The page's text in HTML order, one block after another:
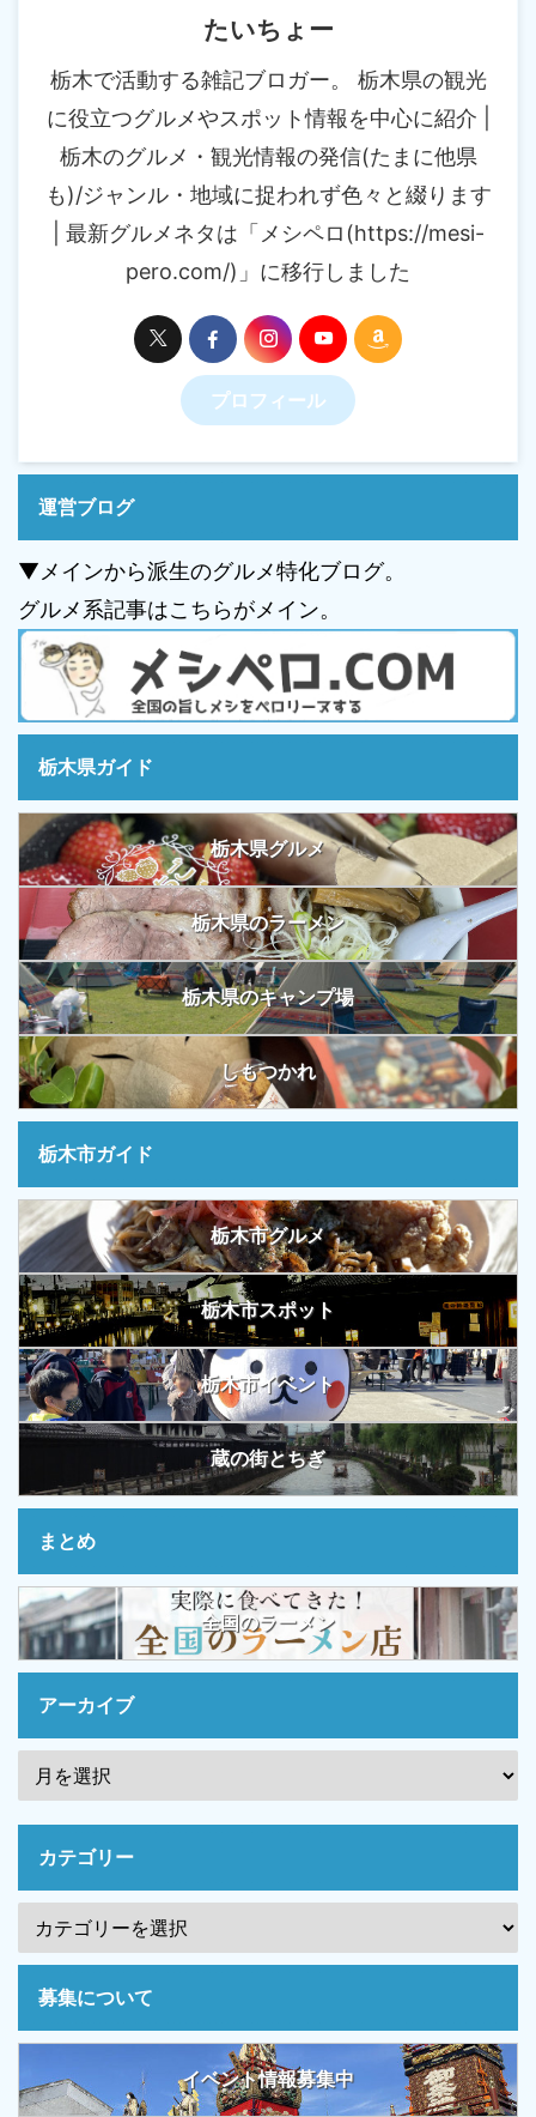
たいちょー
栃木で活動する雑記ブロガー。 栃木県の観光
に役立つグルメやスポット情報を中心に紹介 |
栃木のグルメ・観光情報の発信(たまに他県
も)/ジャンル・地域に捉われず色々と綴ります
| 最新グルメネタは「メシペロ(https://mesi-
pero.com/)」に移行しました
プロフィール
運営ブログ
▼メインから派生のグルメ特化ブログ。
グルメ系記事はこちらがメイン。
栃木県ガイド
栃木県グルメ
栃木県のラーメン
栃木県のキャンプ場
しもつかれ
栃木市ガイド
栃木市グルメ
栃木市スポット
栃木市イベント
蔵の街とちぎ
まとめ
全国のラーメン
アーカイブ
カテゴリー
募集について
イベント情報募集中